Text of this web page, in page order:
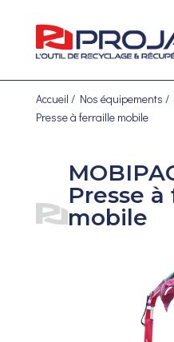
Accueil / Nos équipements /
Presse à ferraille mobile
Presse
mobile